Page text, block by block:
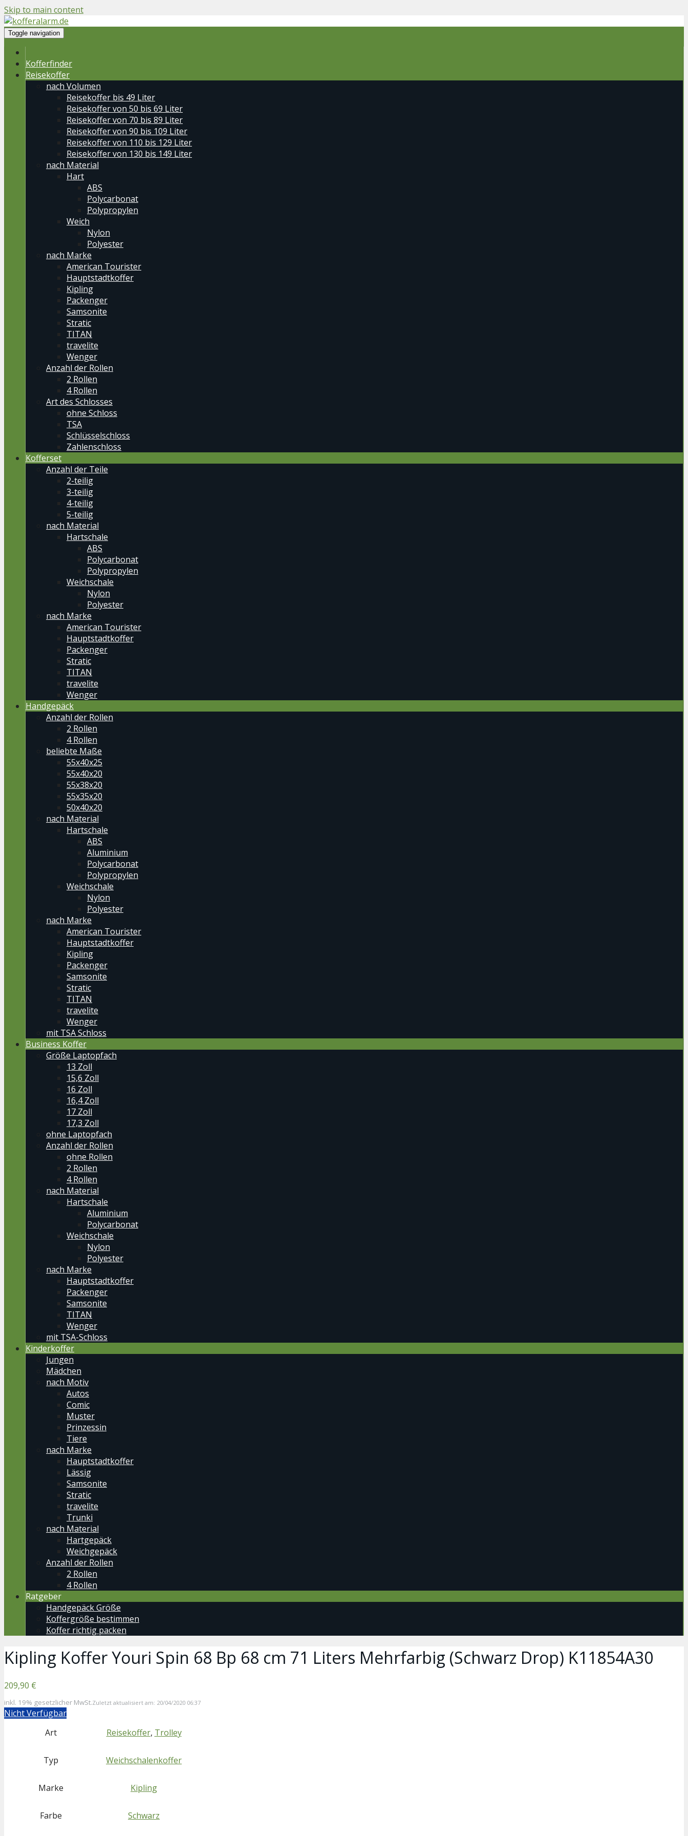
Skip to main content
Toggle navigation
Kofferfinder
Reisekoffer
nach Volumen
Reisekoffer bis 49 Liter
Reisekoffer von 50 bis 69 Liter
Reisekoffer von 70 bis 89 Liter
Reisekoffer von 90 bis 109 Liter
Reisekoffer von 110 bis 129 Liter
Reisekoffer von 130 bis 149 Liter
nach Material
Hart
ABS
Polycarbonat
Polypropylen
Weich
Nylon
Polyester
nach Marke
American Tourister
Hauptstadtkoffer
Kipling
Packenger
Samsonite
Stratic
TITAN
travelite
Wenger
Anzahl der Rollen
2 Rollen
4 Rollen
Art des Schlosses
ohne Schloss
TSA
Schlüsselschloss
Zahlenschloss
Kofferset
Anzahl der Teile
2-teilig
3-teilig
4-teilig
5-teilig
nach Material
Hartschale
ABS
Polycarbonat
Polypropylen
Weichschale
Nylon
Polyester
nach Marke
American Tourister
Hauptstadtkoffer
Packenger
Stratic
TITAN
travelite
Wenger
Handgepäck
Anzahl der Rollen
2 Rollen
4 Rollen
beliebte Maße
55x40x25
55x40x20
55x38x20
55x35x20
50x40x20
nach Material
Hartschale
ABS
Aluminium
Polycarbonat
Polypropylen
Weichschale
Nylon
Polyester
nach Marke
American Tourister
Hauptstadtkoffer
Kipling
Packenger
Samsonite
Stratic
TITAN
travelite
Wenger
mit TSA Schloss
Business Koffer
Größe Laptopfach
13 Zoll
15,6 Zoll
16 Zoll
16,4 Zoll
17 Zoll
17,3 Zoll
ohne Laptopfach
Anzahl der Rollen
ohne Rollen
2 Rollen
4 Rollen
nach Material
Hartschale
Aluminium
Polycarbonat
Weichschale
Nylon
Polyester
nach Marke
Hauptstadtkoffer
Packenger
Samsonite
TITAN
Wenger
mit TSA-Schloss
Kinderkoffer
Jungen
Mädchen
nach Motiv
Autos
Comic
Muster
Prinzessin
Tiere
nach Marke
Hauptstadtkoffer
Lässig
Samsonite
Stratic
travelite
Trunki
nach Material
Hartgepäck
Weichgepäck
Anzahl der Rollen
2 Rollen
4 Rollen
Ratgeber
Handgepäck Größe
Koffergröße bestimmen
Koffer richtig packen
Kipling Koffer Youri Spin 68 Bp 68 cm 71 Liters Mehrfarbig (Schwarz Drop) K11854A30
209,90 €
inkl. 19% gesetzlicher MwSt.Zuletzt aktualisiert am: 20/04/2020 06:37
Nicht Verfügbar
Art
Reisekoffer, Trolley
Typ Weichschalenkoffer
Marke Kipling
Farbe Schwarz